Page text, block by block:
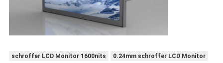
schroffer LCD Monitor 1600nits
0.24mm schroffer LCD Monitor